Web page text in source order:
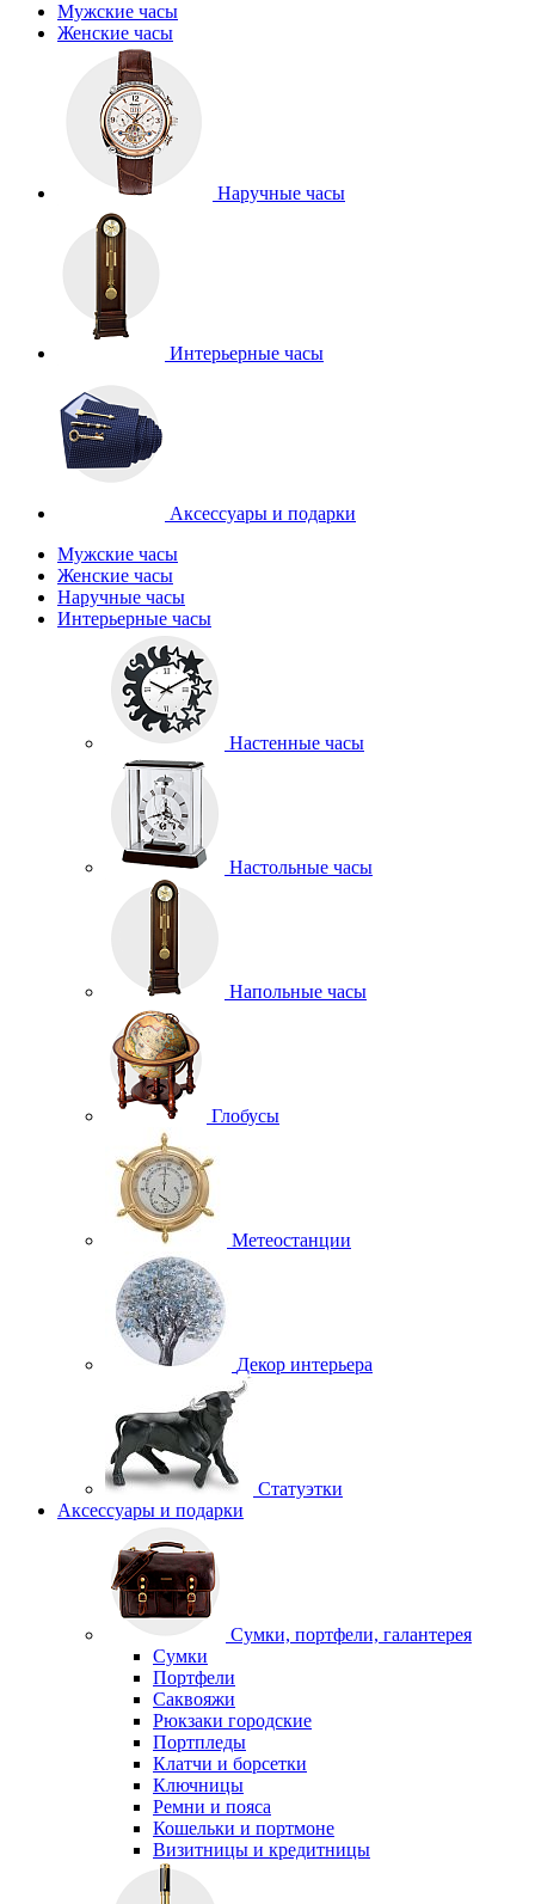
Мужские часы
Женские часы
Наручные часы
Интерьерные часы
Аксессуары и подарки
Мужские часы
Женские часы
Наручные часы
Интерьерные часы
Настенные часы
Настольные часы
Напольные часы
Глобусы
Метеостанции
Декор интерьера
Статуэтки
Аксессуары и подарки
Сумки, портфели, галантерея
Сумки
Портфели
Саквояжи
Рюкзаки городские
Портпледы
Клатчи и борсетки
Ключницы
Ремни и пояса
Кошельки и портмоне
Визитницы и кредитницы